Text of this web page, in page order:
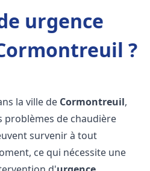
urgence
?
la ville de Cormontreuil,
problèmes de chaudière
survenir à tout
ce qui nécessite une